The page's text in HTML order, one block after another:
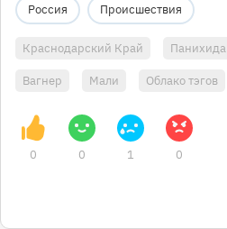
Россия Происшествия
Краснодарский Край Панихида
Вагнер Мали Облако тэгов
0 0 1 0